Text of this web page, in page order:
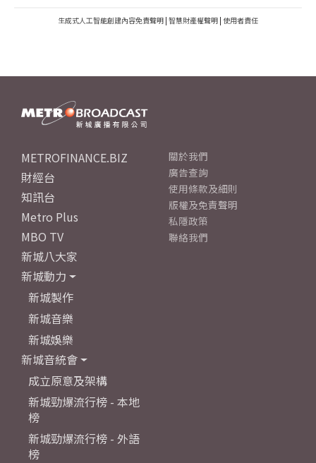
生成式人工智能創建內容免責聲明 | 智慧財產權聲明 | 使用者責任
METROFINANCE.BIZ
財經台
知訊台
Metro Plus
MBO TV
新城八大家
新城動力
新城製作
新城音樂
新城娛樂
新城音統會
成立原意及架構
新城勁爆流行榜 - 本地
榜
新城勁爆流行榜 - 外語
榜
關於我們
廣告查詢
使用條款及細則
版權及免責聲明
私隱政策
聯絡我們